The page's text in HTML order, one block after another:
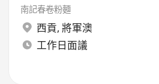
南記春卷粉麵
西貢, 將軍澳
工作日面議